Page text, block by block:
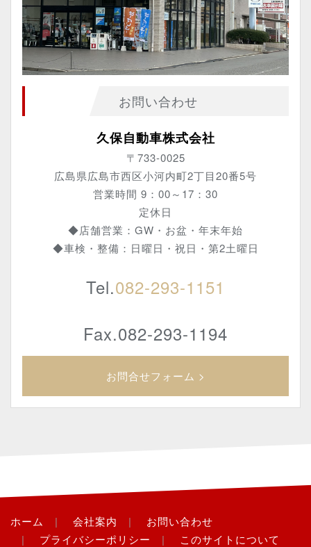
お問い合わせ
久保自動車株式会社
〒733-0025
広島県広島市西区小河内町2丁目20番5号
営業時間 9：00～17：30
定休日
◆店舗営業：GW・お盆・年末年始
◆車検・整備：日曜日・祝日・第2土曜日
Tel.082-293-1151
Fax.082-293-1194
お問合せフォーム >
ホーム 会社案内
お問い合わせ
プライバシーポリシー
このサイトについて